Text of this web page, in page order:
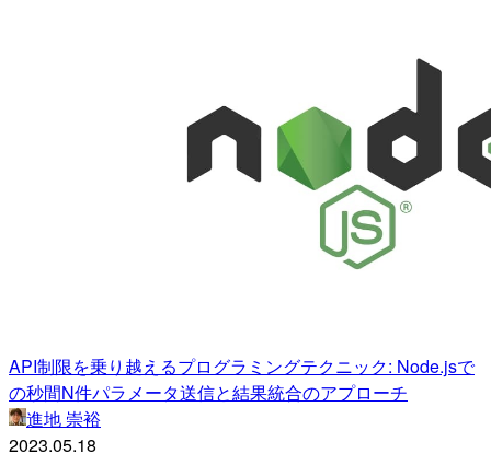
API制限を乗り越えるプログラミングテクニック: Node.jsで
の秒間N件パラメータ送信と結果統合のアプローチ
進地 崇裕
2023.05.18